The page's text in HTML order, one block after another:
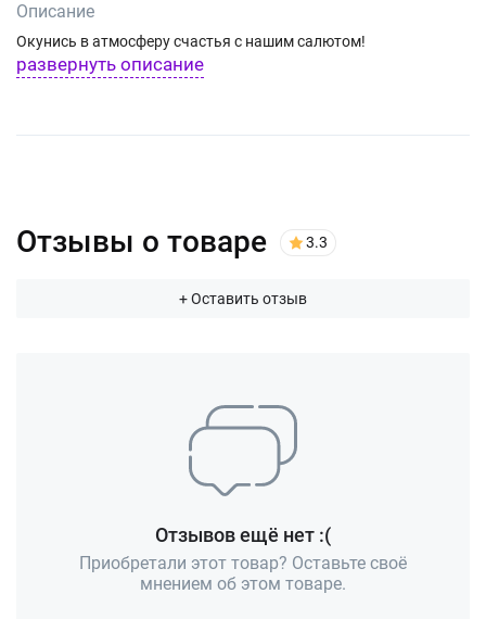
Описание
Окунись в атмосферу счастья с нашим салютом!
развернуть описание
Отзывы о товаре 3.3
+ Оставить отзыв
Отзывов ещё нет :(
Приобретали этот товар? Оставьте своё
мнением об этом товаре.